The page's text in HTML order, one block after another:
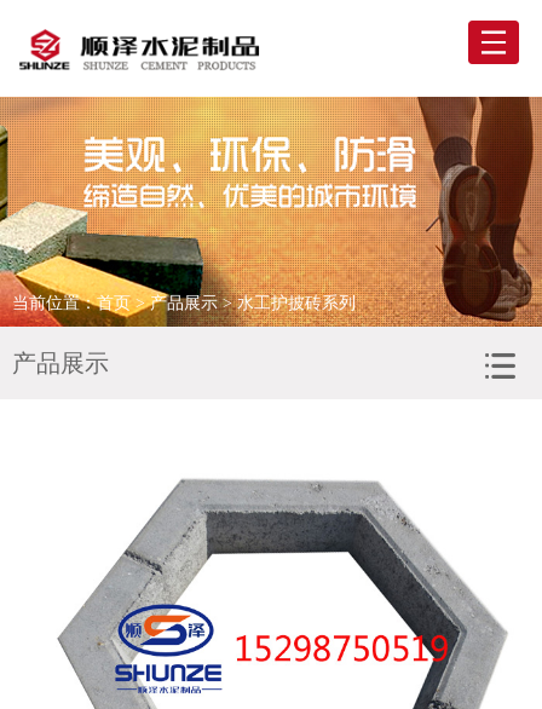
网站首页
走进顺泽
产品展示
精彩案例
当前位置：首页>产品展示> 水工护披砖系列
产品展示